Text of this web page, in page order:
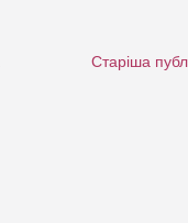
Старіша